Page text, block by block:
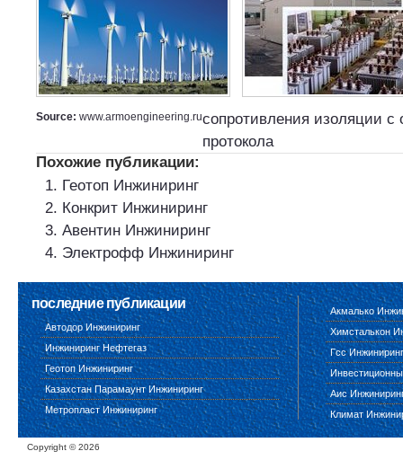
Source: www.armoengineering.ruсопротивления изоляции с
протокола
Похожие публикации:
Геотоп Инжиниринг
Конкрит Инжиниринг
Авентин Инжиниринг
Электрофф Инжиниринг
последние публикации
Автодор Инжиниринг
Инжиниринг Нефтегаз
Геотоп Инжиниринг
Казахстан Парамаунт Инжиниринг
Метропласт Инжиниринг
Акмалько
Химсталькон
Гсс Инжиниринг
Аис
Климат
Copyright ©2026